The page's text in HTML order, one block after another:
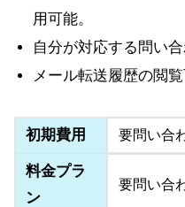
用可能。
自分が対応する問い
メール転送履歴の閲覧
初期費用 要問い合
料金プラ
ン
要問い合